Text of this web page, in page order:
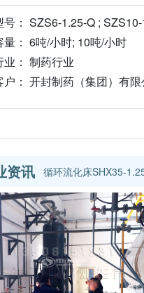
号： SZS6-1.25-Q ;
量： 6吨/小时; 10吨/小时
业： 制药行业
户： 开封制药（集团）有限
资讯 循环流化床SHX35-